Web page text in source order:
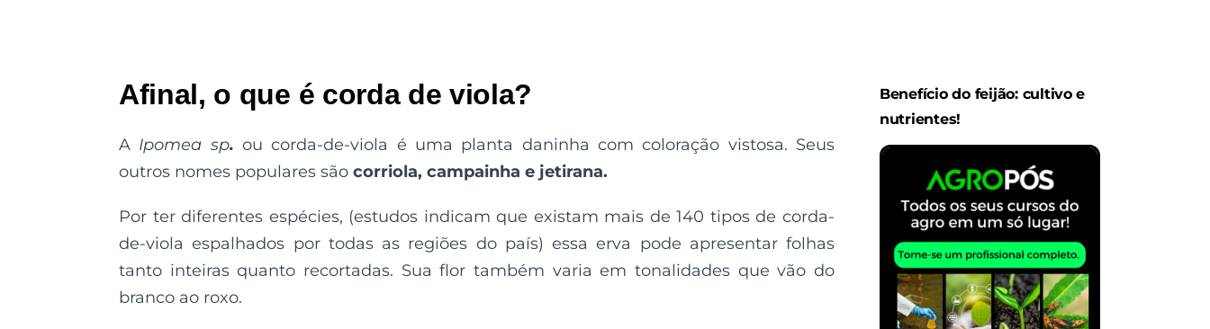
Afinal, o que é corda de viola?
A Ipomea sp. ou corda-de-viola é uma planta daninha com coloração vistosa. Seus
outros nomes populares são corriola, campainha e jetirana.
Por ter diferentes espécies, (estudos indicam que existam mais de 140 tipos de corda-
de-viola espalhados por todas as regiões do país) essa erva pode apresentar folhas
tanto inteiras quanto recortadas. Sua flor também varia em tonalidades que vão do
branco ao roxo.
Benefício do feijão: cultivo e
nutrientes!